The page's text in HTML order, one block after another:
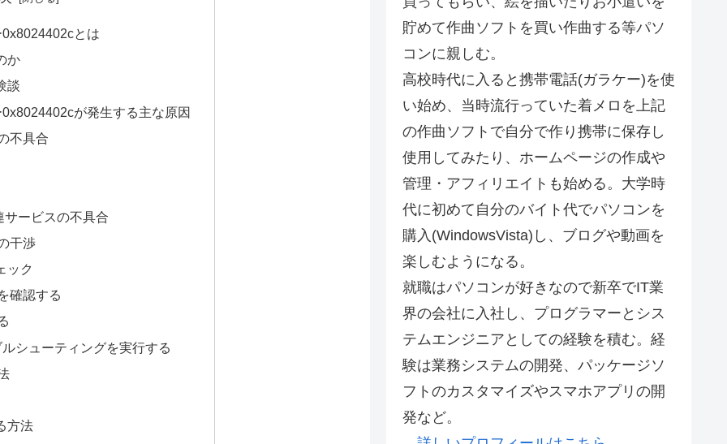
とは
か
談
が発生する主な原因
不具合
ービスの不具合
干渉
ック
確認する
シューティングを実行する
方法
貯めて作曲ソフトを買い作曲する等パソ
コンに親しむ。
高校時代に入ると携帯電話(ガラケー)を使
い始め、当時流行っていた着メロを上記
の作曲ソフトで自分で作り携帯に保存し
使用してみたり、ホームページの作成や
管理・アフィリエイトも始める。大学時
代に初めて自分のバイト代でパソコンを
購入(WindowsVista)し、ブログや動画を
楽しむようになる。
就職はパソコンが好きなので新卒でIT業
界の会社に入社し、プログラマーとシス
テムエンジニアとしての経験を積む。経
験は業務システムの開発、パッケージソ
フトのカスタマイズやスマホアプリの開
発など。